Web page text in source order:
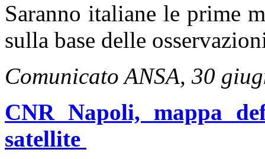
Saranno italiane le prime
sulla base delle
Comunicato ANSA, 30
CNR Napoli, mappa
satellite